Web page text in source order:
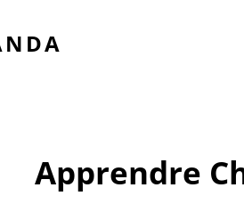
Apprendre